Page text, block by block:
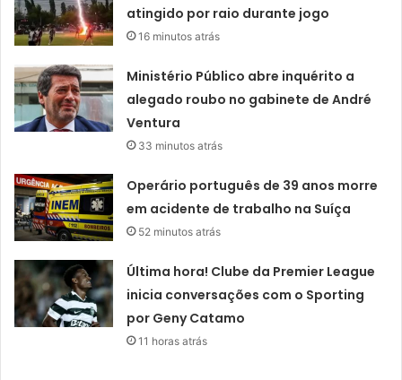
atingido por raio durante jogo
16 minutos atrás
Ministério Público abre inquérito a
alegado roubo no gabinete de André
Ventura
33 minutos atrás
Operário português de 39 anos morre
em acidente de trabalho na Suíça
52 minutos atrás
Última hora! Clube da Premier League
inicia conversações com o Sporting
por Geny Catamo
11 horas atrás